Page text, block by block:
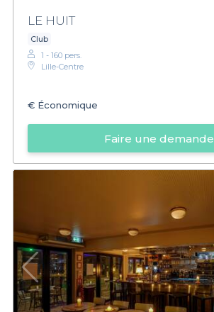
LE HUIT
Club
1 - 160 pers.
Lille-Centre
€ Économique
Faire une demande